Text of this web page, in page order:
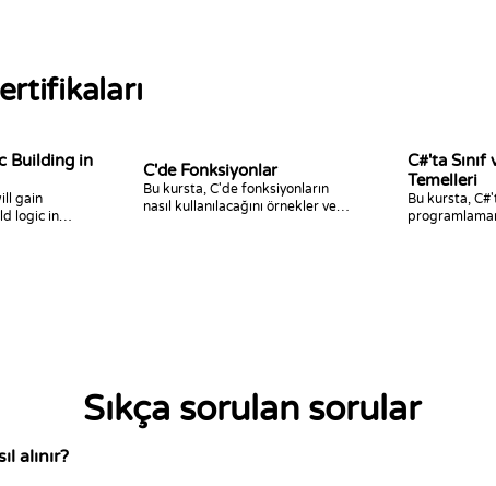
Building in
gain
logic in
C'de Fonksiyonlar
Bu kursta, C'de fonksiyonların
nasıl kullanılacağını örnekler ve
C#'ta Sınıf
Temelleri
Bu kursta,
Sıkça sorulan sorular
alınır?